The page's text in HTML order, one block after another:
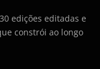
edições editadas e
constrói ao longo